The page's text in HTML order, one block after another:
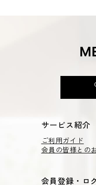
サービス紹介
ご利用ガイド
会員の皆様との
会員登録・ロ